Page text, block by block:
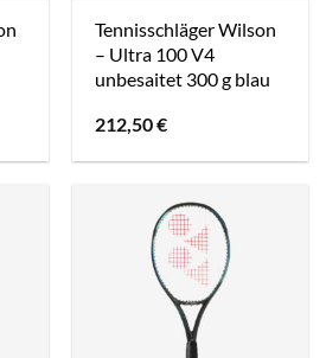
Tennisschläger Wilson
– Ultra 100 V4
unbesaitet 300 g blau
212,50€